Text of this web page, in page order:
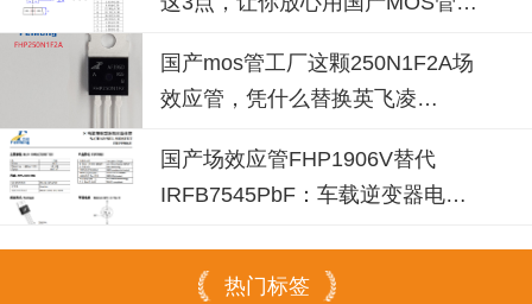
国产mos管工厂这颗250N1F2A场
效应管，凭什么替换英飞凌
国产场效应管FHP1906V替代
IRFB7545PbF：车载逆变器电源
热门标签